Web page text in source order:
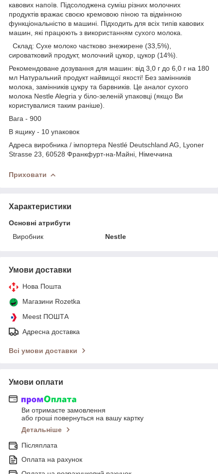
кавових напоїв. Підсолоджена суміш різних молочних
продуктів вражає своєю кремовою піною та відмінною
функціональністю в машині. Підходить для всіх типів кавових
машин, які працюють з використанням сухого молока.
Склад: Сухе молоко частково знежирене (33,5%),
сироватковий продукт, молочний цукор, цукор (14%).
Рекомендоване дозування для машин: від 3,0 г до 6,0 г на 180
мл Натуральний продукт найвищої якості! Без замінників
молока, замінників цукру та барвників. Це аналог сухого
молока Nestle Alegria у біло-зеленій упаковці (якщо Ви
користувалися таким раніше).
Вага - 900
В ящику - 10 упаковок
Адреса виробника / імпортера Nestlé Deutschland AG, Lyoner
Strasse 23, 60528 Франкфурт-на-Майні, Німеччина
Приховати
Характеристики
Основні атрибути
Виробник
Nestle
Умови доставки
Нова Пошта
Магазини Rozetka
Meest ПОШТА
Адресна доставка
Всі умови доставки
Умови оплати
Ви отримаєте замовлення
або гроші повернуться на вашу картку
Детальніше
Післяплата
Оплата на рахунок